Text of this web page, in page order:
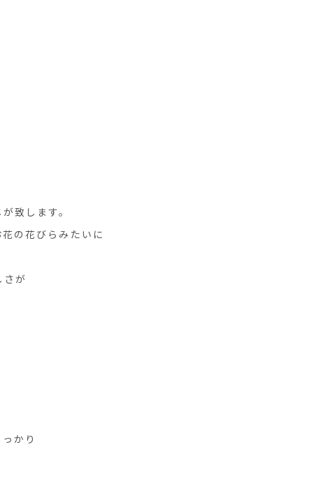
致します。
の花びらみたいに
が
かり